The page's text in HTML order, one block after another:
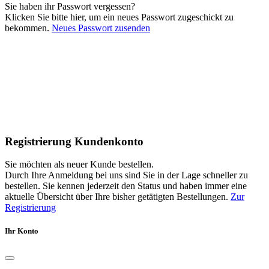
Sie haben ihr Passwort vergessen?
Klicken Sie bitte hier, um ein neues Passwort zugeschickt zu
bekommen. Neues Passwort zusenden
Registrierung Kundenkonto
Sie möchten als neuer Kunde bestellen.
Durch Ihre Anmeldung bei uns sind Sie in der Lage schneller zu
bestellen. Sie kennen jederzeit den Status und haben immer eine
aktuelle Übersicht über Ihre bisher getätigten Bestellungen. Zur
Registrierung
Ihr Konto